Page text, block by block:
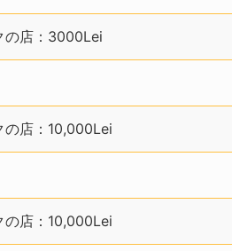
の店：3000Lei
の店：10,000Lei
の店：10,000Lei